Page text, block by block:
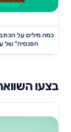
כמה מילים על
הפנסיה" של
בצעו